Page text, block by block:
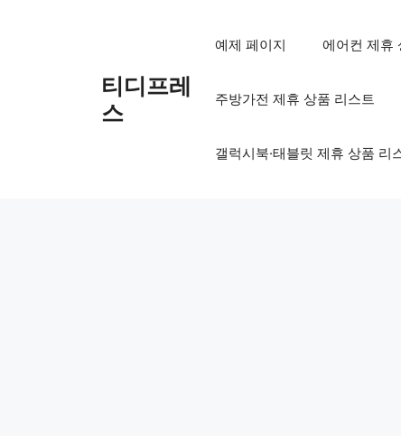
티디프레
스
예제 페이지 에어컨 제휴
주방가전 제휴 상품 리스트
갤럭시북·태블릿 제휴 상품 리